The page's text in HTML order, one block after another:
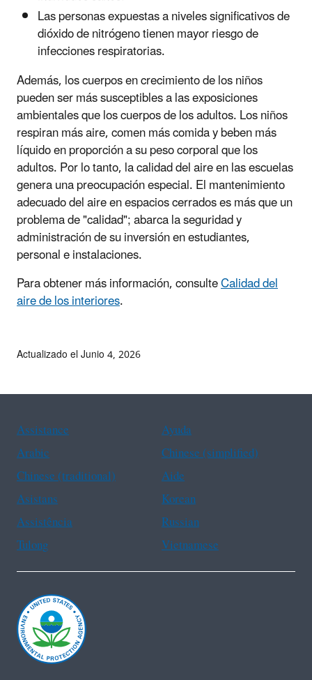
Las personas expuestas a niveles significativos de
dióxido de nitrógeno tienen mayor riesgo de
infecciones respiratorias.
Además, los cuerpos en crecimiento de los niños
pueden ser más susceptibles a las exposiciones
ambientales que los cuerpos de los adultos. Los niños
respiran más aire, comen más comida y beben más
líquido en proporción a su peso corporal que los
adultos. Por lo tanto, la calidad del aire en las escuelas
genera una preocupación especial. El mantenimiento
adecuado del aire en espacios cerrados es más que un
problema de "calidad"; abarca la seguridad y
administración de su inversión en estudiantes,
personal e instalaciones.
Para obtener más información, consulteCalidad del
aire de los interiores.
Actualizado el Junio 4, 2026
Assistance
Ayuda
Arabic
Chinese (simplified)
Chinese (traditional)
Aide
Asistans
Korean
Assistência
Russian
Tulong
Vietnamese